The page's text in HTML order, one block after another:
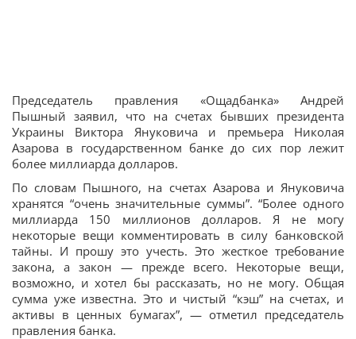
Председатель правления «Ощадбанка» Андрей
Пышный заявил, что на счетах бывших президента
Украины Виктора Януковича и премьера Николая
Азарова в государственном банке до сих пор лежит
более миллиарда долларов.
По словам Пышного, на счетах Азарова и Януковича
хранятся “очень значительные суммы”. “Более одного
миллиарда 150 миллионов долларов. Я не могу
некоторые вещи комментировать в силу банковской
тайны. И прошу это учесть. Это жесткое требование
закона, а закон — прежде всего. Некоторые вещи,
возможно, и хотел бы рассказать, но не могу. Общая
сумма уже известна. Это и чистый “кэш” на счетах, и
активы в ценных бумагах”, — отметил председатель
правления банка.